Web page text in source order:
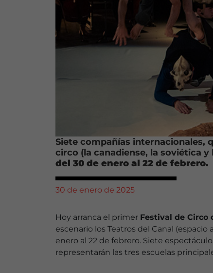
Siete compañías internacionales,
circo (la canadiense, la soviética
del 30 de enero al 22 de febrero.
30 de enero de 2025
Hoy arranca el primer Festival de Circo
escenario los Teatros del Canal
enero al 22 de febrero. Siete
representarán las tres escuelas